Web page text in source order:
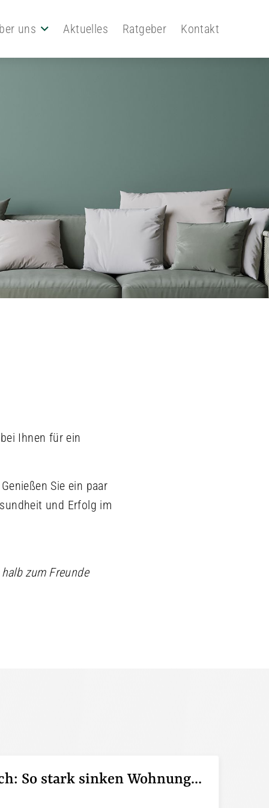
uns Aktuelles Ratgeber Kontakt
Ihnen für ein
Sie ein paar
und Erfolg im
zum Freunde
Pendeln lohnt sich: So stark sinken Wohnungspreise im Umland